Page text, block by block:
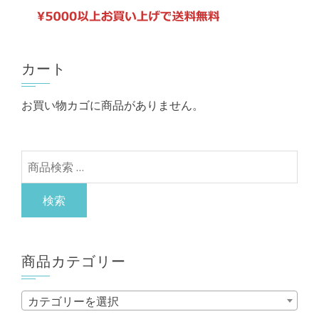
ら
選
ま
エ
ー
シ
ン
が
す。
オ
プ
シ
カート
お買い物カゴに商品がありません。
検
索
象:
検索
商品カテゴリー
カテゴリーを選択